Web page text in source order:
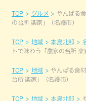
TOP グルメ
やんばる
の台所 楽家」（名護市）
TOP 地域 本島北部
トで味わう「農家の台所 楽
TOP 地域
やんばる食
台所 楽家」（名護市）
TOP 地域 本島北部